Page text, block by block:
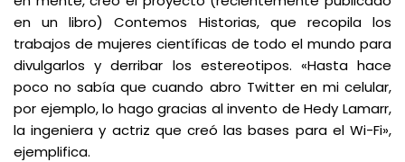
en un libro) Contemos Historias, que recopila los
trabajos de mujeres científicas de todo el mundo para
divulgarlos y derribar los estereotipos. «Hasta hace
poco no sabía que cuando abro Twitter en mi celular,
por ejemplo, lo hago gracias al invento de Hedy Lamarr,
la ingeniera y actriz que creó las bases para el Wi-Fi»,
ejemplifica.